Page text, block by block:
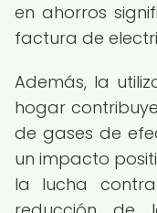
en ahorros
factura de
Además, la
hogar
de gases de
un impacto
la lucha